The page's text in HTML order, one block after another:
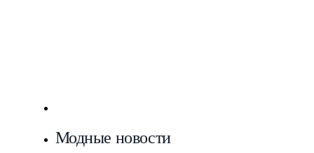
Модные новости